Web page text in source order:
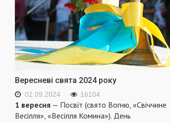
Вересневі свята 2024 року
02.09.2024 16104
1 вересня — Посвіт (свято Вогню, «Свіччине
Весілля», «Весілля Комина»). День